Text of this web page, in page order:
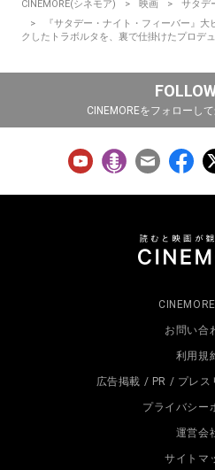
CINEMORE(シネモア) 映画
サタデ
『サタデー・ナイト・フィーバー』
クしたトラボルタを、裏で仕掛けたプロデ
CINEMOREをフォローし
お問い合
利用規
広告掲載 / PR / プレス
プライバシー
運営会
サイトマ